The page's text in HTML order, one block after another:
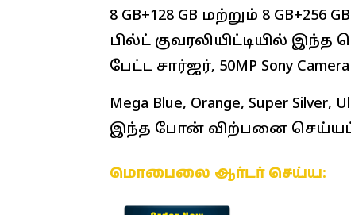
8 GB+128 GB மற்றும் 8
பில்ட் குவரலியிட்டியில் இந்த
பேட்ட சார்ஜர், 50MP Sony
Mega Blue, Orange, Super
இந்த போன் விற்பனை
மொபைலை ஆர்டர் செய்ய: